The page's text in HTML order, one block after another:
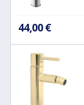
44,00 €